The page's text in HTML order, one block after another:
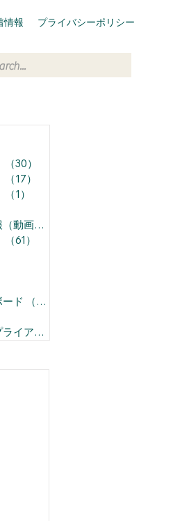
情報 プライバシーポリシー
（30）
（17）
（1）
お役立ち設定ミニ情報（動画）
（61）
ド
（14）
セキュリティ・コンプライアンス